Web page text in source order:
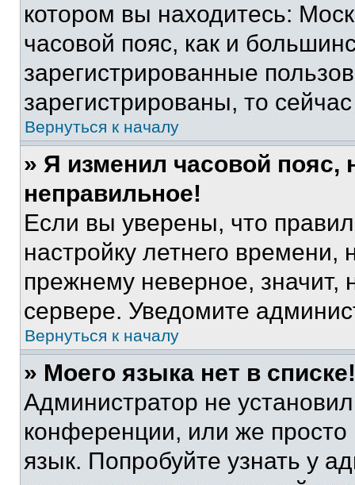
котором вы находитесь:
часовой пояс, как и
зарегистрированные
зарегистрированы, то
Вернуться к началу
» Я изменил часовой пояс,
неправильное!
Если вы уверены, что
настройку летнего
прежнему неверное, значит,
сервере. Уведомите
Вернуться к началу
» Моего языка нет в списке!
Администратор не
конференции, или же
язык. Попробуйте узнать у